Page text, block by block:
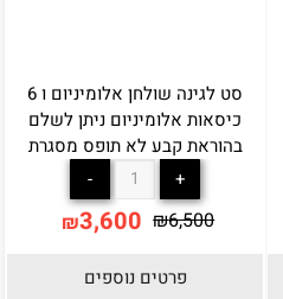
סט לגינה שולחן אלומיניום ו 6
כיסאות אלומיניום ניתן לשלם
בהוראת קבע לא תופס מסגרת
₪6,500
₪3,600
פרטים נוספים